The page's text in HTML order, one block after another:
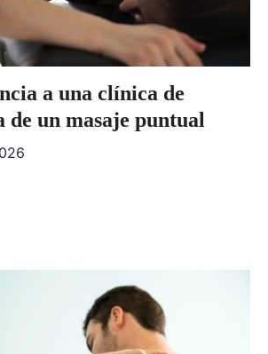
a una clínica de
un masaje puntual